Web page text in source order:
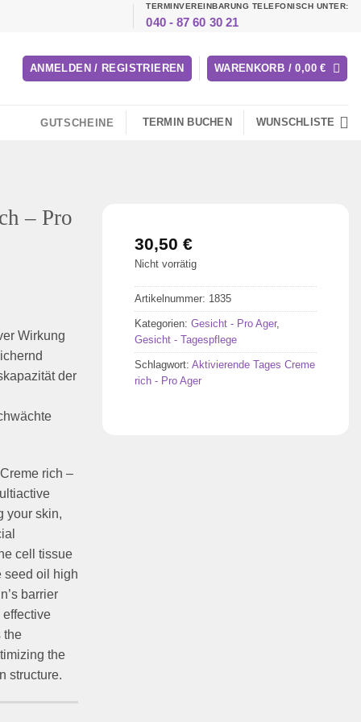
TERMINVEREINBARUNG TELEFONISCH UNTER:
040 - 87 60 30 21
ANMELDEN / REGISTRIEREN WARENKORB /0,00€
GUTSCHEINE TERMIN BUCHEN WUNSCHLISTE
– Pro
Wirkung
der
rich –
your skin,
cell tissue
seed oil high
barrier
the
the
structure.
30,50 €
Nicht vorrätig
Artikelnummer: 1835
Kategorien: Gesicht - Pro Ager,
Gesicht - Tagespflege
Schlagwort: Aktivierende Tages Creme
rich - Pro Ager